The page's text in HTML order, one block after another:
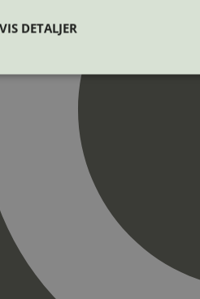
VIS DETALJER
nødvendige informasjonskapsler tillater
kan ikke brukes riktig uten strengt
_hjFirstSeen
Hotjar Ltd